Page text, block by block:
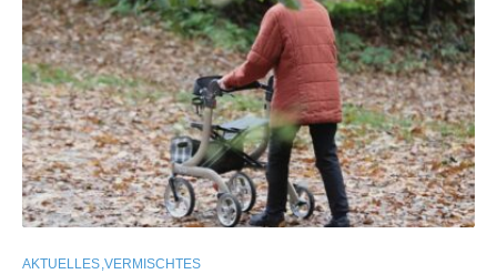
AKTUELLES VERMISCHTES